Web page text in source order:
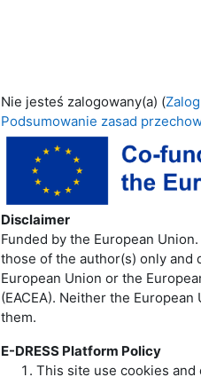
Nie jesteś zalogowany(a) (
Podsumowanie zasad
Disclaimer
Funded by the European
those of the author(s) only
European Union or the
(EACEA). Neither the
them.
E-DRESS Platform Policy
This site use cookies